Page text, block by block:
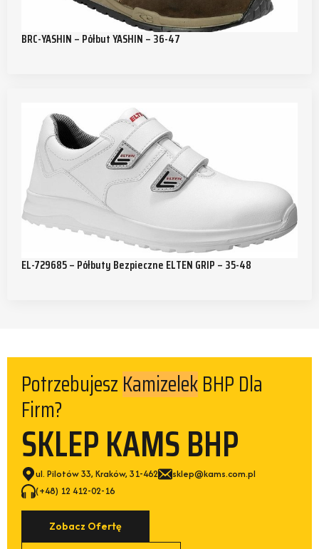
BRC-YASHIN – Półbut YASHIN – 36-47
EL-729685 – Półbuty Bezpieczne ELTEN GRIP – 35-48
PotrzebujeszKamizelekBHP Dla
Firm?
SKLEP KAMS BHP
ul. Pilotów 33, Kraków, 31-462
sklep@kams.com.pl
(+48) 12 412-02-16
Zobacz Ofertę